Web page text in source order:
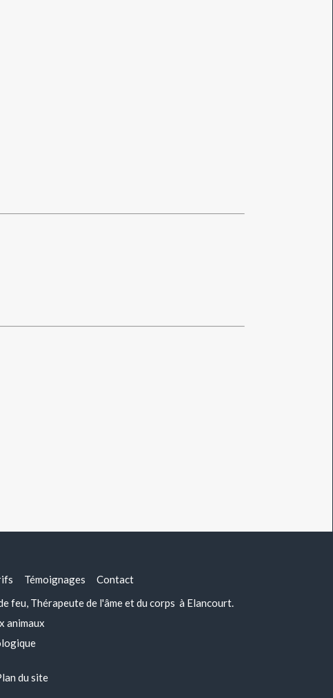
Témoignages
Contact
feu, Thérapeute de l'âme et du corps à Elancourt.
animaux
du site